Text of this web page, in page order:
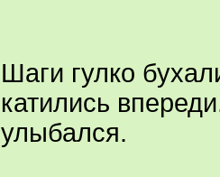
Шаги гулко
катились
улыбался.